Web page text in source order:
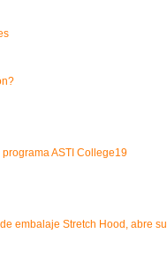
ASTI College19
embalaje Stretch Hood, abre su